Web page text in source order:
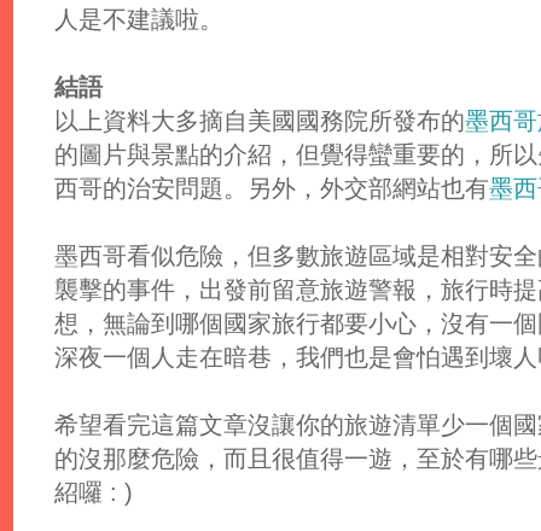
人是不建議啦。
結語
以上資料大多摘自美國國務院所發布的墨西
的圖片與景點的介紹，但覺得蠻重要的，所
西哥的治安問題。另外，外交部網站也有墨
墨西哥看似危險，但多數旅遊區域是相對安
襲擊的事件，出發前留意旅遊警報，旅行時
想，無論到哪個國家旅行都要小心，沒有一
深夜一個人走在暗巷，我們也是會怕遇到壞
希望看完這篇文章沒讓你的旅遊清單少一個
的沒那麼危險，而且很值得一遊，至於有哪
紹囉 : )